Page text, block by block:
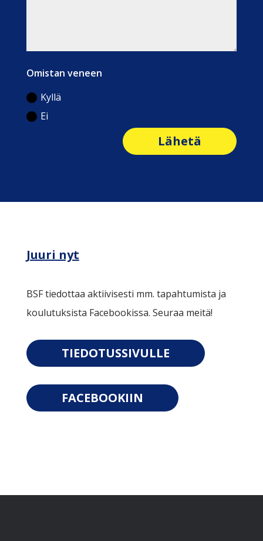
Omistan veneen
Kyllä
Ei
Lähetä
Juuri nyt
BSF tiedottaa aktiivisesti mm. tapahtumista ja
koulutuksista Facebookissa. Seuraa meitä!
TIEDOTUSSIVULLE
FACEBOOKIIN